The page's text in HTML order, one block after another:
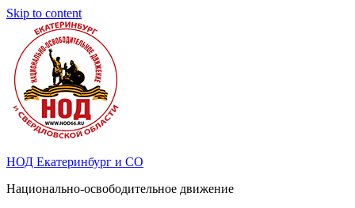
Skip to content
НОД Екатеринбург и СО
Национально-освободительное движение